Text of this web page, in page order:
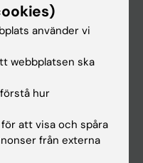
använder vi
webbplatsen ska
hur
för att visa och spåra
från externa